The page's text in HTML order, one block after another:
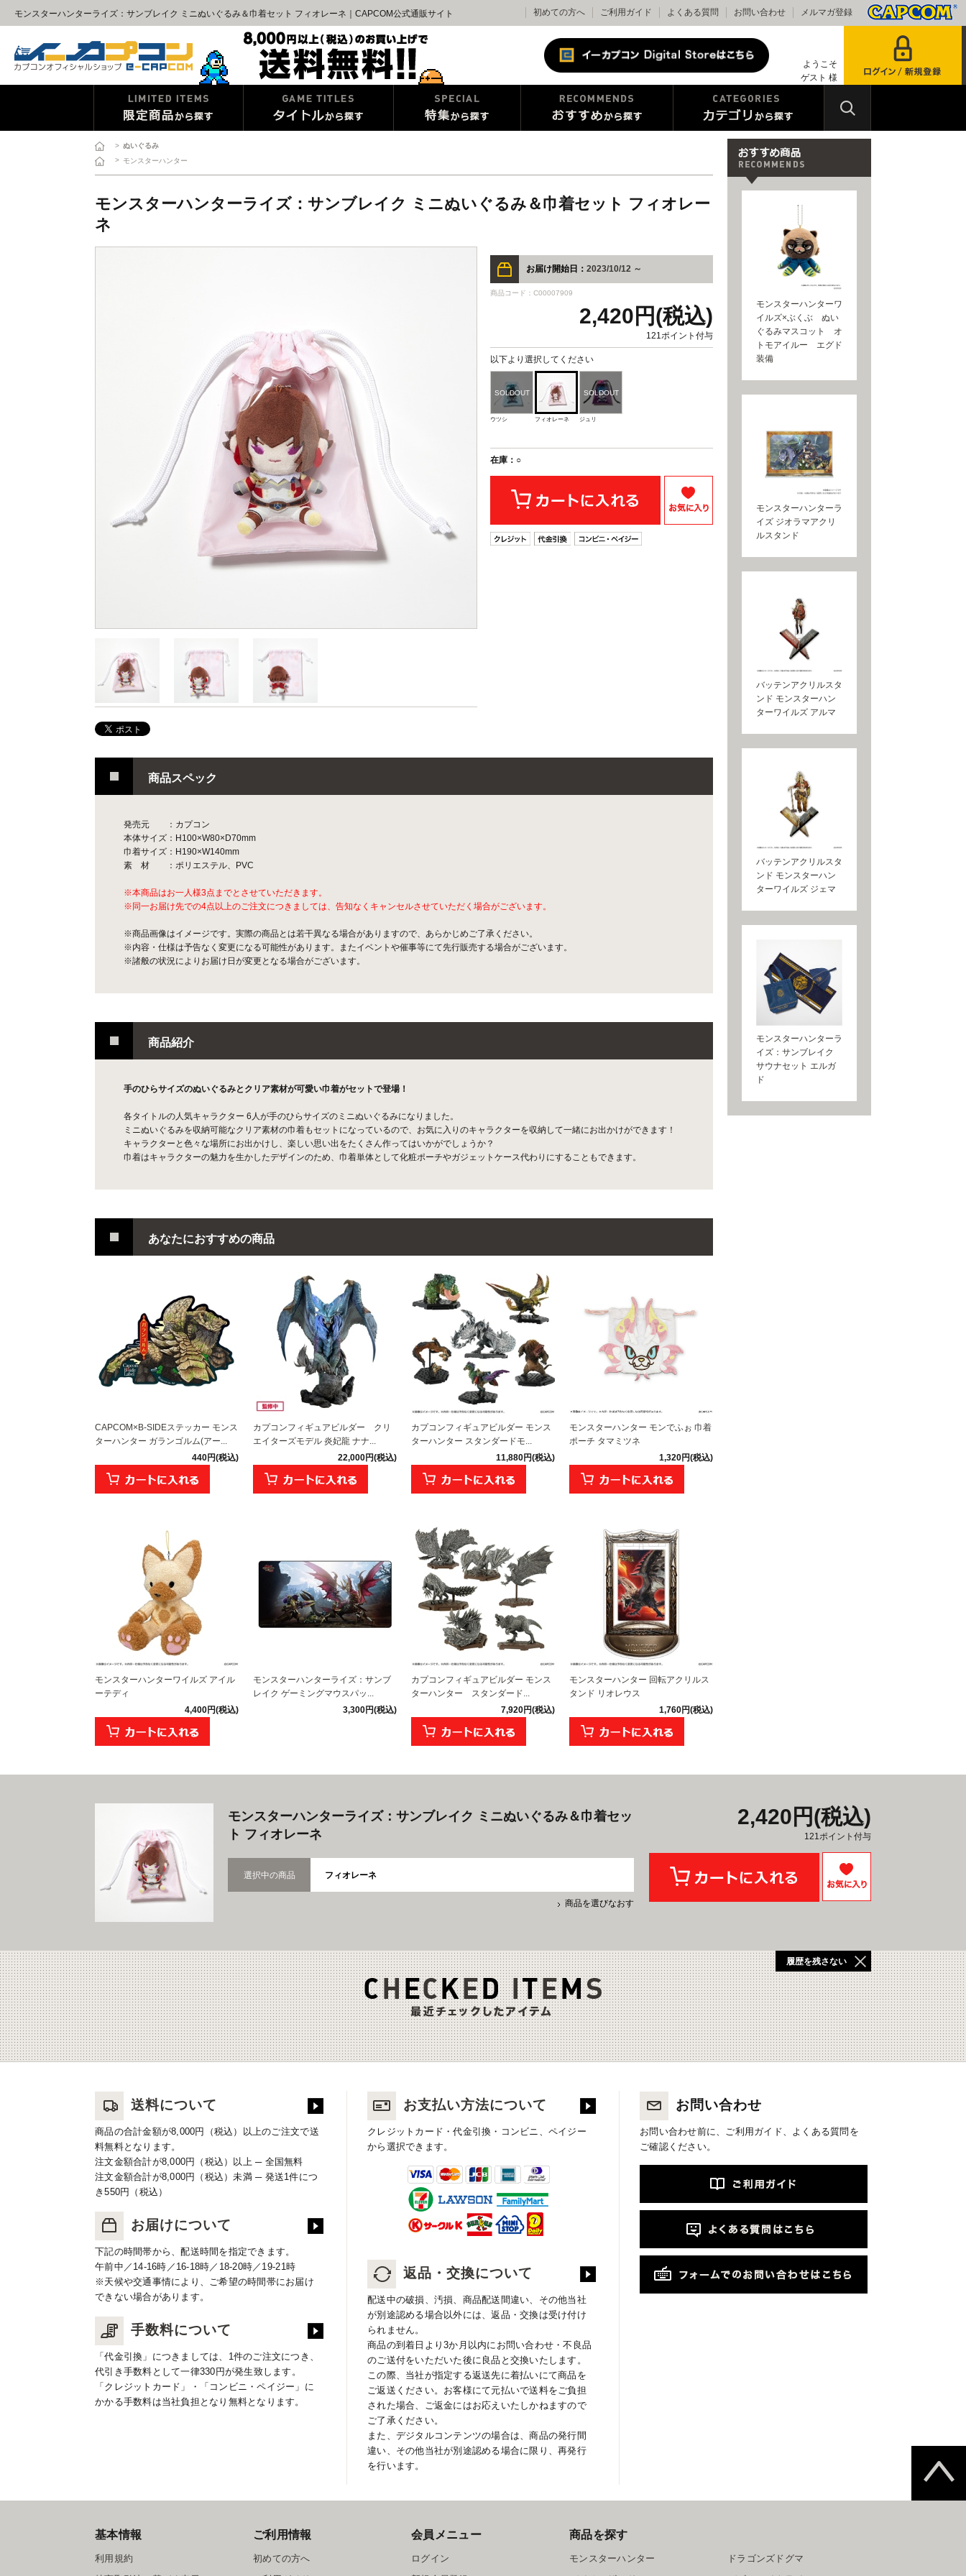
モンスターハンターライズ：サンブレイク ミニぬいぐるみ＆巾着セット フィオレーネ｜CAPCOM公式通販サイト 初めての方へ ご利用ガイド よくある質問 お問い合わせ メルマガ登録
ようこそ
ゲスト 様
> ぬいぐるみ
> モンスターハンター
モンスターハンターライズ：サンブレイク ミニぬいぐるみ＆巾着セット フィオレー
ネ
お届け開始日： 2023/10/12 ～
商品コード：C00007909
2,420円(税込)
121ポイント付与
以下より選択してください
ウツシ フィオレーネ ジュリ
在庫：○
商品スペック
発売元 ：カプコン
本体サイズ：H100×W80×D70mm
巾着サイズ：H190×W140mm
素 材 ：ポリエステル、PVC
※本商品はお一人様3点までとさせていただきます。
※同一お届け先での4点以上のご注文につきましては、告知なくキャンセルさせていただく場合がございます。
※商品画像はイメージです。実際の商品とは若干異なる場合がありますので、あらかじめご了承ください。
※内容・仕様は予告なく変更になる可能性があります。またイベントや催事等にて先行販売する場合がございます。
※諸般の状況によりお届け日が変更となる場合がございます。
商品紹介
手のひらサイズのぬいぐるみとクリア素材が可愛い巾着がセットで登場！
各タイトルの人気キャラクター 6人が手のひらサイズのミニぬいぐるみになりました。
ミニぬいぐるみを収納可能なクリア素材の巾着もセットになっているので、お気に入りのキャラクターを収納して一緒にお出かけができます！
キャラクターと色々な場所にお出かけし、楽しい思い出をたくさん作ってはいかがでしょうか？
巾着はキャラクターの魅力を生かしたデザインのため、巾着単体として化粧ポーチやガジェットケース代わりにすることもできます。
あなたにおすすめの商品
CAPCOM×B-SIDEステッカー モンス
ターハンター ガランゴルム(アー...
440円(税込)
カプコンフィギュアビルダー クリ
エイターズモデル 炎妃龍 ナナ...
22,000円(税込)
カプコンフィギュアビルダー モンス
ターハンター スタンダードモ...
11,880円(税込)
モンスターハンター モンでふぉ 巾着
ポーチ タマミツネ
1,320円(税込)
モンスターハンターワイルズ アイル
ーテディ
4,400円(税込)
モンスターハンターライズ：サンブ
レイク ゲーミングマウスパッ...
3,300円(税込)
カプコンフィギュアビルダー モンス
ターハンター スタンダード...
7,920円(税込)
モンスターハンター 回転アクリルス
タンド リオレウス
1,760円(税込)
モンスターハンターワ
イルズ×ぶくぶ ぬい
ぐるみマスコット オ
トモアイルー エグド
装備
モンスターハンターラ
イズ ジオラマアクリ
ルスタンド
バッテンアクリルスタ
ンド モンスターハン
ターワイルズ アルマ
バッテンアクリルスタ
ンド モンスターハン
ターワイルズ ジェマ
モンスターハンターラ
イズ：サンブレイク
サウナセット エルガ
ド
モンスターハンターライズ：サンブレイク ミニぬいぐるみ＆巾着セッ
ト フィオレーネ
選択中の商品 フィオレーネ
商品を選びなおす
2,420円(税込)
121ポイント付与
履歴を残さない
送料について
商品の合計金額が8,000円（税込）以上のご注文で送
料無料となります。
注文金額合計が8,000円（税込）以上 ─ 全国無料
注文金額合計が8,000円（税込）未満 ─ 発送1件につ
き550円（税込）
お届けについて
下記の時間帯から、配送時間を指定できます。
午前中／14-16時／16-18時／18-20時／19-21時
※天候や交通事情により、ご希望の時間帯にお届け
できない場合があります。
手数料について
「代金引換」につきましては、1件のご注文につき、
代引き手数料として一律330円が発生致します。
「クレジットカード」・「コンビニ・ペイジー」に
かかる手数料は当社負担となり無料となります。
お支払い方法について
クレジットカード・代金引換・コンビニ、ペイジー
から選択できます。
返品・交換について
配送中の破損、汚損、商品配送間違い、その他当社
が別途認める場合以外には、返品・交換は受け付け
られません。
商品の到着日より3か月以内にお問い合わせ・不良品
のご送付をいただいた後に良品と交換いたします。
この際、当社が指定する返送先に着払いにて商品を
ご返送ください。お客様にて元払いで送料をご負担
された場合、ご返金にはお応えいたしかねますので
ご了承ください。
また、デジタルコンテンツの場合は、商品の発行間
違い、その他当社が別途認める場合に限り、再発行
を行います。
お問い合わせ
お問い合わせ前に、ご利用ガイド、よくある質問を
ご確認ください。
基本情報
利用規約
ご利用情報
初めての方へ
会員メニュー
ログイン
商品を探す
モンスターハンター
ドラゴンズドグマ